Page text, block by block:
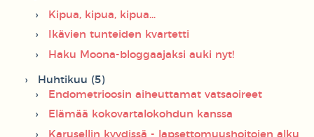
Kipua, kipua, kipua...
Ikävien tunteiden kvartetti
Haku Moona-bloggaajaksi auki nyt!
Huhtikuu (5)
Endometrioosin aiheuttamat vatsaoireet
Elämää kokovartalokohdun kanssa
Karusellin kyydissä - lapsettomuushoitojen alku